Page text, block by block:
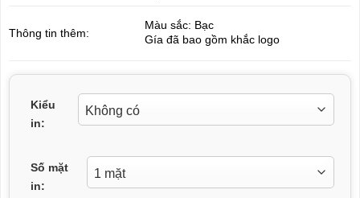
Thông tin thêm:
Màu sắc: Bạc
Gía đã bao gồm khắc logo
Kiểu
in:
Số mặt
in: